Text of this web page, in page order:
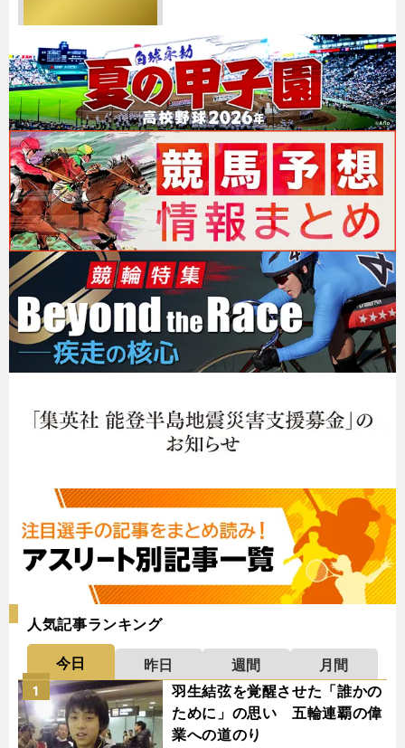
人気記事ランキング
今日 昨日 週間
月間
羽生結弦を覚醒させた「誰かの
ために」の思い 五輪連覇の偉
業への道のり
1